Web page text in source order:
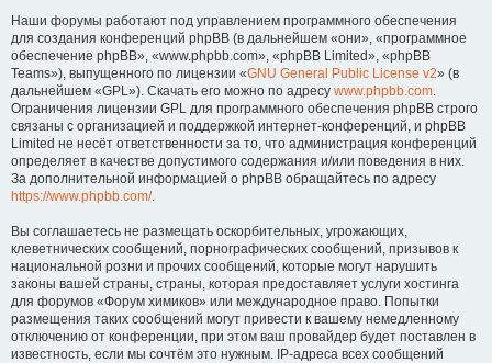
Наши форумы работают под управлением программного обеспечения
для создания конференций phpBB (в дальнейшем «они», «программное
обеспечение phpBB», «www.phpbb.com», «phpBB Limited», «phpBB
Teams»), выпущенного по лицензии «GNU General Public License v2» (в
дальнейшем «GPL»). Скачать его можно по адресу www.phpbb.com.
Ограничения лицензии GPL для программного обеспечения phpBB строго
связаны с организацией и поддержкой интернет-конференций, и phpBB
Limited не несёт ответственности за то, что администрация конференций
определяет в качестве допустимого содержания и/или поведения в них.
За дополнительной информацией о phpBB обращайтесь по адресу
https://www.phpbb.com/.
Вы соглашаетесь не размещать оскорбительных, угрожающих,
клеветнических сообщений, порнографических сообщений, призывов к
национальной розни и прочих сообщений, которые могут нарушить
законы вашей страны, страны, которая предоставляет услуги хостинга
для форумов «Форум химиков» или международное право. Попытки
размещения таких сообщений могут привести к вашему немедленному
отключению от конференции, при этом ваш провайдер будет поставлен в
известность, если мы сочтём это нужным. IP-адреса всех сообщений